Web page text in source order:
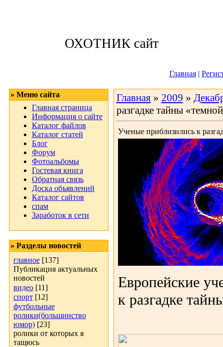
ОХОТНИК сайт
Главная |
» Меню сайта
Главная страница
Информация о сайте
Каталог файлов
Каталог статей
Блог
Форум
Фотоальбомы
Гостевая книга
Обратная связь
Доска объявлений
Каталог сайтов
спам
Заработок в сети
» Разделы новостей
главное [137]
Публикация актуальных
новостей
видео [11]
спорт [12]
футбольные
ролики(большинство
юмор) [23]
ролики от которых я
тащюсь
Главная» 2009 »
разгадке тайны
Ученые приблизились к
Европейские
к разгадке